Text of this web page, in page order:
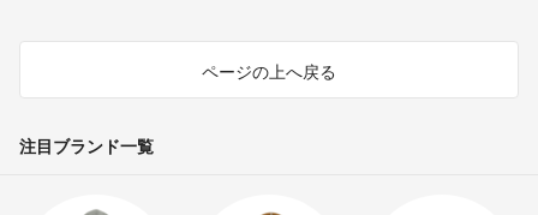
ページの上へ戻る
注目ブランド一覧